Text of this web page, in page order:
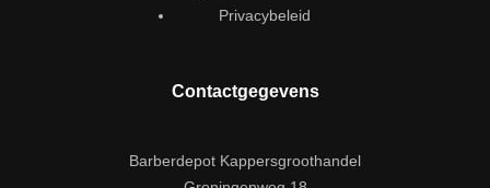
Privacybeleid
Contactgegevens
Barberdepot Kappersgroothandel